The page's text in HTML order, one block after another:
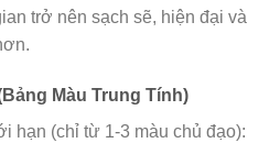
trở nên sạch sẽ, hiện đại và
Màu Trung Tính)
hạn (chỉ từ 1-3 màu chủ đạo):